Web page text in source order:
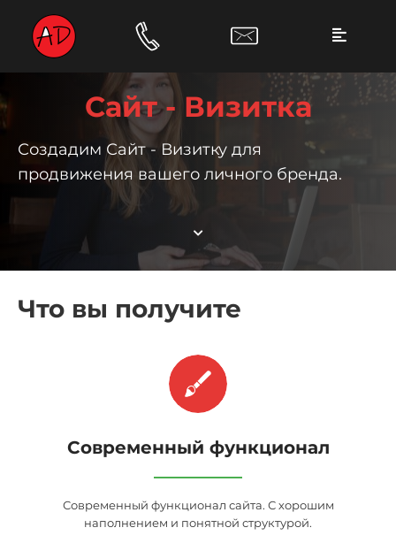
Сайт - Визитка
Создадим Сайт - Визитку для
продвижения вашего личного бренда.
Что вы получите
Современный функционал
Современный функционал сайта. С хорошим
наполнением и понятной структурой.